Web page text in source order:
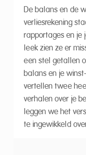
De balans en de
verliesrekening
rapportages en je
leek zien ze er
een stel getallen
balans en je
vertellen twee
verhalen over je
leggen we het
te ingewikkeld